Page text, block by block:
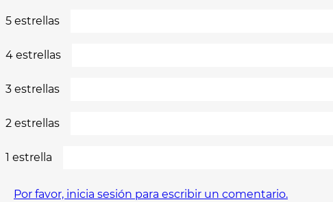
5 estrellas
4 estrellas
3 estrellas
2 estrellas
1 estrella
Por favor, inicia sesión para escribir un comentario.